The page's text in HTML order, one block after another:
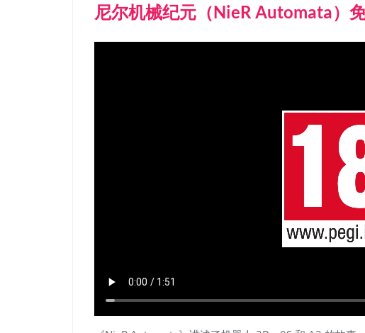
尼尔机械纪元（NieR Automata）